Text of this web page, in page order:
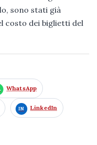
sono stati già
costo dei biglietti del
WhatsApp
LinkedIn